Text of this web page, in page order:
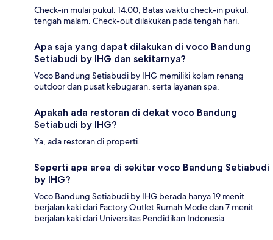
Check-in mulai pukul: 14.00; Batas waktu check-in pukul:
tengah malam. Check-out dilakukan pada tengah hari.
Apa saja yang dapat dilakukan di voco Bandung
Setiabudi by IHG dan sekitarnya?
Voco Bandung Setiabudi by IHG memiliki kolam renang
outdoor dan pusat kebugaran, serta layanan spa.
Apakah ada restoran di dekat voco Bandung
Setiabudi by IHG?
Ya, ada restoran di properti.
Seperti apa area di sekitar voco Bandung Setiabudi
by IHG?
Voco Bandung Setiabudi by IHG berada hanya 19 menit
berjalan kaki dari Factory Outlet Rumah Mode dan 7 menit
berjalan kaki dari Universitas Pendidikan Indonesia.